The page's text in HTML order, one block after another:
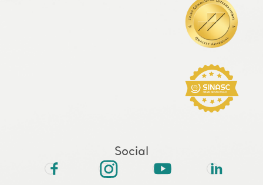
Social